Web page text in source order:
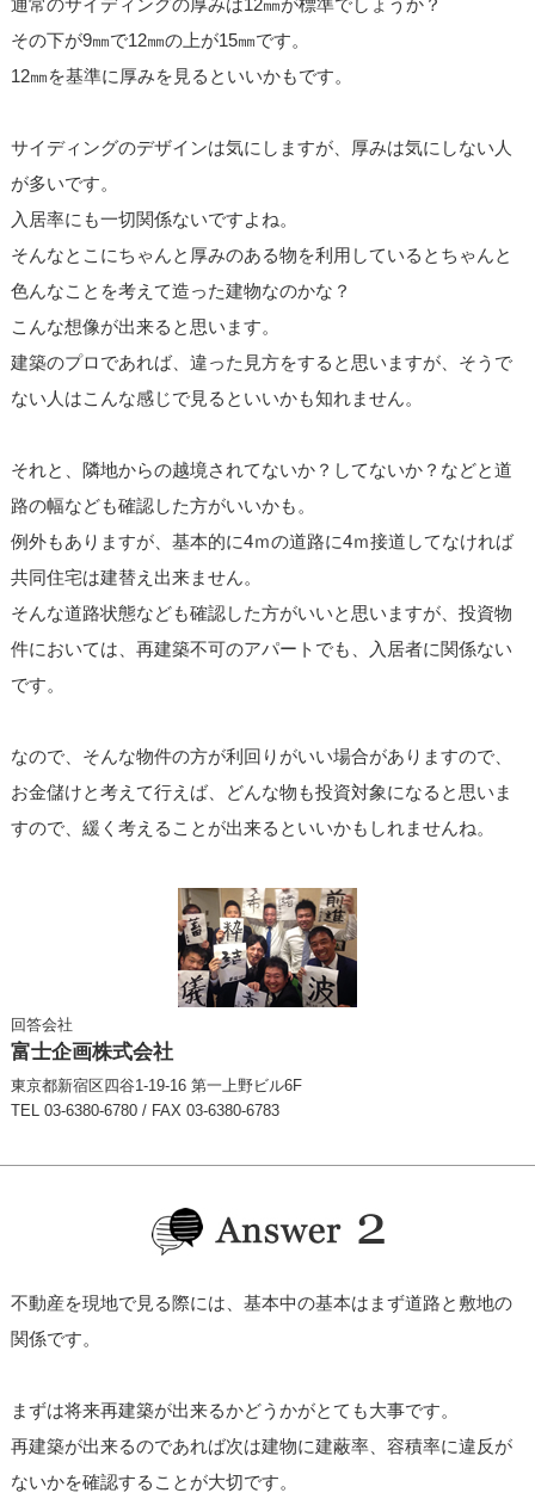
その下が9㎜で12㎜の上が15㎜です。
12㎜を基準に厚みを見るといいかもです。
サイディングのデザインは気にしますが、厚みは気にしない人
が多いです。
入居率にも一切関係ないですよね。
そんなとこにちゃんと厚みのある物を利用しているとちゃんと
色んなことを考えて造った建物なのかな？
こんな想像が出来ると思います。
建築のプロであれば、違った見方をすると思いますが、そうで
ない人はこんな感じで見るといいかも知れません。
それと、隣地からの越境されてないか？してないか？などと道
路の幅なども確認した方がいいかも。
例外もありますが、基本的に4ｍの道路に4ｍ接道してなければ
共同住宅は建替え出来ません。
そんな道路状態なども確認した方がいいと思いますが、投資物
件においては、再建築不可のアパートでも、入居者に関係ない
です。
なので、そんな物件の方が利回りがいい場合がありますので、
お金儲けと考えて行えば、どんな物も投資対象になると思いま
すので、緩く考えることが出来るといいかもしれませんね。
回答会社
富士企画株式会社
東京都新宿区四谷1-19-16 第一上野ビル6F
TEL 03-6380-6780 / FAX 03-6380-6783
不動産を現地で見る際には、基本中の基本はまず道路と敷地の
関係です。
まずは将来再建築が出来るかどうかがとても大事です。
再建築が出来るのであれば次は建物に建蔽率、容積率に違反が
ないかを確認することが大切です。